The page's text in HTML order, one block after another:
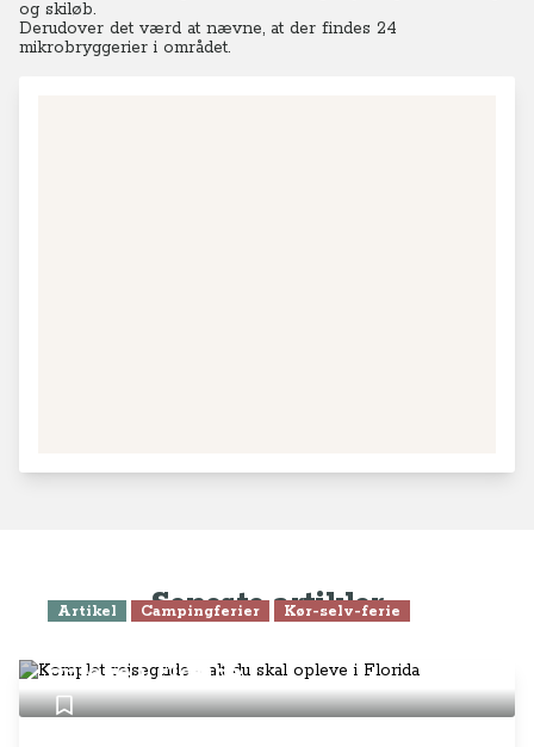
og skiløb.
Derudover det værd at nævne, at der findes 24
mikrobryggerier i området.
Seneste artikler
Artikel Campingferier Kør-selv-ferie
opleve i Florida